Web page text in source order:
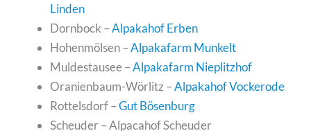
Linden
Dornbock –Alpakahof Erben
Hohenmölsen –Alpakafarm Munkelt
Muldestausee –Alpakafarm Nieplitzhof
Oranienbaum-Wörlitz –Alpakahof Vockerode
Rottelsdorf –Gut Bösenburg
Scheuder – Alpacahof Scheuder